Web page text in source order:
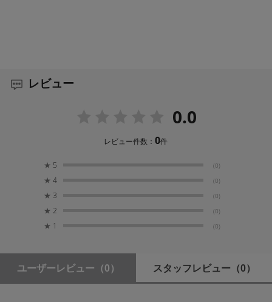
レビュー
0.0
レビュー件数：0件
★ 5 (0)
★ 4 (0)
★ 3 (0)
★ 2 (0)
★ 1 (0)
ユーザーレビュー （0） スタッフレビュー （0）